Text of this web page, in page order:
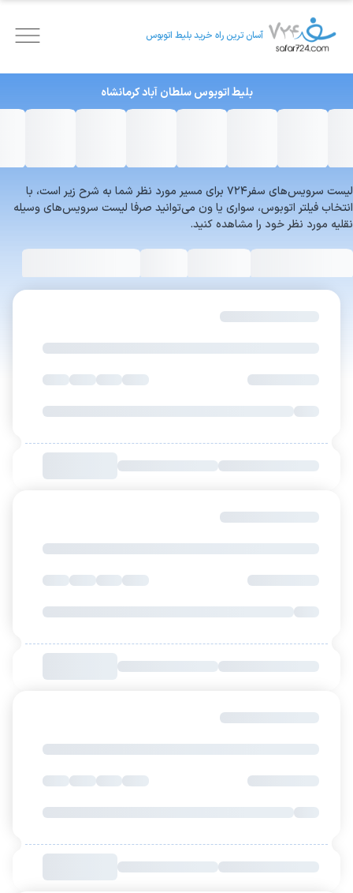
آسان ترین راه خرید بلیط اتوبوس
بلیط اتوبوس سلطان آبادکرمانشاه
لیست سرویس‌های سفر۷۲۴ برای مسیر مورد نظر شما به شرح زیر است، با
انتخاب فیلتر اتوبوس، سواری یا ون می‌توانید صرفا لیست سرویس‌های وسیله
نقلیه مورد نظر خود را مشاهده کنید.